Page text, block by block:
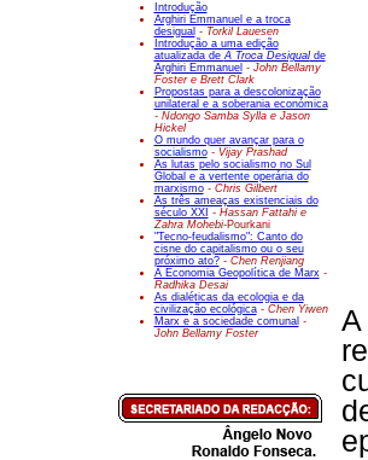
Introdução
Arghiri Emmanuel e a troca
desigual - Torkil Lauesen
Introdução a uma edição
atualizada deA Troca Desigualde
Arghiri Emmanuel - John Bellamy
Foster e Brett Clark
Propostas para a descolonização
unilateral e a soberania económica
- Ndongo Samba Sylla e Jason
Hickel
O mundo quer avançar para o
socialismo- Vijay Prashad
As lutas pelo socialismo no Sul
Global e a vertente operária do
marxismo- Chris Gilbert
As três ameaças existenciais do
século XXI - Hassan Fattahi e
Zahra Mohebi-Pourkani
"Tecno-feudalismo": Canto do
cisne do capitalismo ou o seu
próximo ato? - Chen Renjiang
A Economia Geopolítica de Marx-
Radhika Desai
As dialéticas da ecologia e da
civilização ecológica - Chen Yiwen
Marx e a sociedade comunal -
John Bellamy Foster